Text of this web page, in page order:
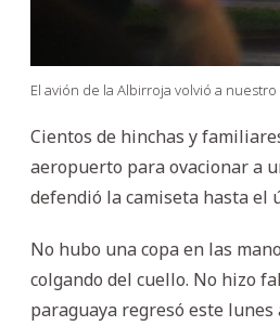
El avión de la Albirroja volvió a nuestro
Cientos de hinchas y
aeropuerto para ovacionar a
defendió la camiseta hasta el
No hubo una copa en las
colgando del cuello. No hizo
paraguaya regresó este lunes